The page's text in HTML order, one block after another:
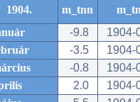
1904. m_tnn
-9.8
1904-
-3.5
1904-
-0.8
1904-
2.0
1904-